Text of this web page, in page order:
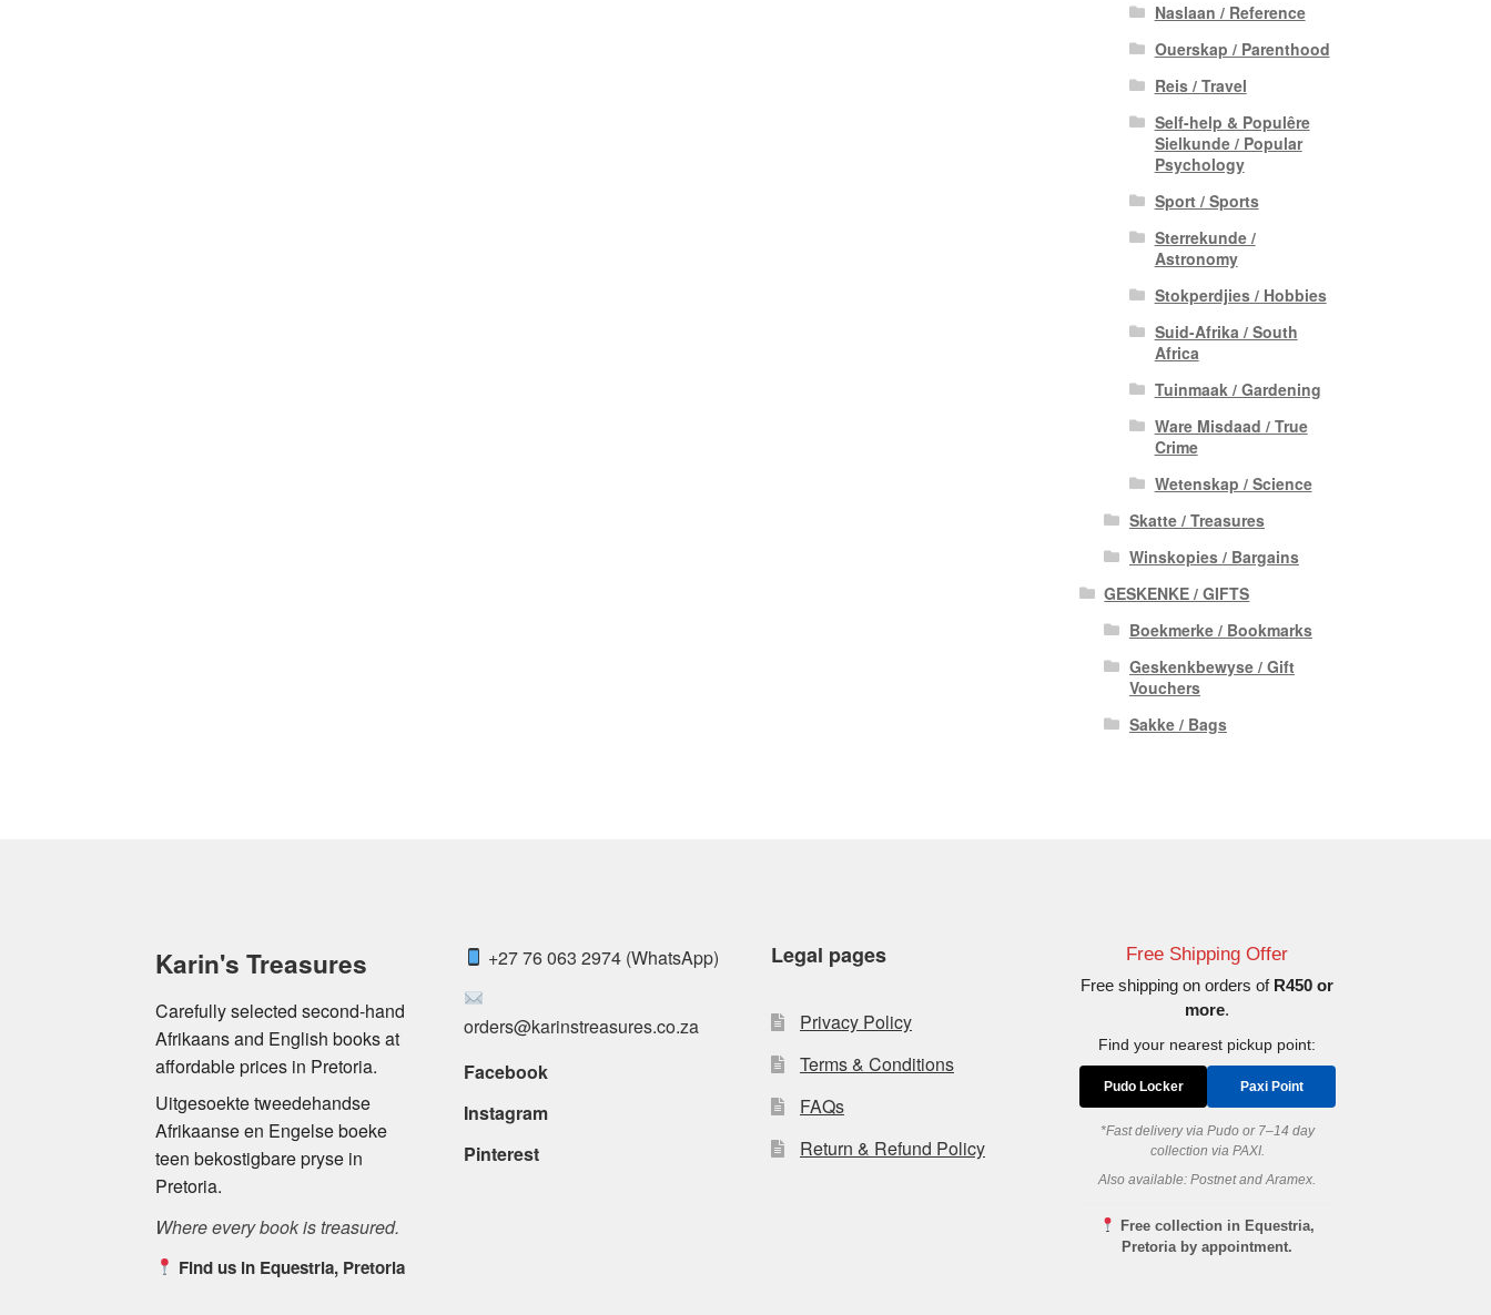
Naslaan / Reference
Ouerskap / Parenthood
Reis / Travel
Self-help & Populêre
Sielkunde / Popular
Psychology
Sport / Sports
Sterrekunde /
Astronomy
Stokperdjies / Hobbies
Suid-Afrika / South
Africa
Tuinmaak / Gardening
Ware Misdaad / True
Crime
Wetenskap / Science
Skatte / Treasures
Winskopies / Bargains
GESKENKE / GIFTS
Boekmerke / Bookmarks
Geskenkbewyse / Gift
Vouchers
Sakke / Bags
Karin's Treasures
Carefully selected second-hand
Afrikaans and English books at
affordable prices in Pretoria.
Uitgesoekte tweedehandse
Afrikaanse en Engelse boeke
teen bekostigbare pryse in
Pretoria.
Where every book is treasured.
Find us in Equestria, Pretoria
+27 76 063 2974 (WhatsApp)
orders@karinstreasures.co.za
Facebook
Instagram
Pinterest
Legal pages
Privacy Policy
Terms & Conditions
FAQs
Return & Refund Policy
Free Shipping Offer
Free shipping on orders of R450 or
more.
Find your nearest pickup point:
Pudo Locker Paxi Point
*Fast delivery via Pudo or 7–14 day
collection via PAXI.
Also available: Postnet and Aramex.
Free collection in Equestria,
Pretoria by appointment.